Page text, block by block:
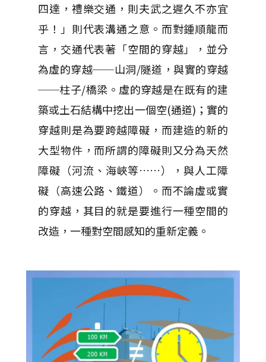
四達，禮樂交通，則夫武之遲久不亦宜
乎！」則代表溝通之意。而對鍾順龍而
言，交通代表著「空間的穿越」，並分
為虛的穿越──山洞/隧道，與實的穿越
──柱子/橋梁。虛的穿越是在既有的建
築或土石結構中挖出一個空(通道)；實的
穿越則是為要跨越障礙，而建造的新的
大型物件，而所謂的障礙則又分為天然
障礙（河流、海峽等……），與人工障
礙（高速公路、鐵道）。而不論虛或實
的穿越，其目的就是要進行一種空間的
改造，一種對空間感知的重新定義。